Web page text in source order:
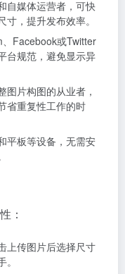
自媒体运营者，可快
，提升发布效率。
、Facebook或Twitter
台规范，避免显示异
图片构图的从业者，
省重复性工作的时
平板等设备，无需安
：
上传图片后选择尺寸